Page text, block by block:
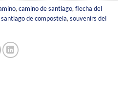
, camino de santiago, flecha del
santiago de compostela, souvenirs del